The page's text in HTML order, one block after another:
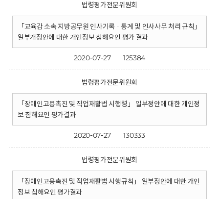
법령평가전문위원회
「교육감 소속 지방공무원 인사기록 · 통계 및 인사사무 처리 규칙」
일부개정안에 대한 개인정보 침해요인 평가 결과
2020-07-27 125384
법령평가전문위원회
「장애인고용촉진 및 직업재활법 시행령」 일부정안에 대한 개인정
보 침해요인 평가결과
2020-07-27 130333
법령평가전문위원회
「장애인고용촉진 및 직업재활법 시행규칙」 일부정안에 대한 개인
정보 침해요인 평가결과